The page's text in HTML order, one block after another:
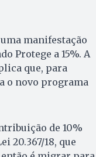
manifestação
Protege a 15%. A
que, para
o novo programa
de 10%
20.367/18, que